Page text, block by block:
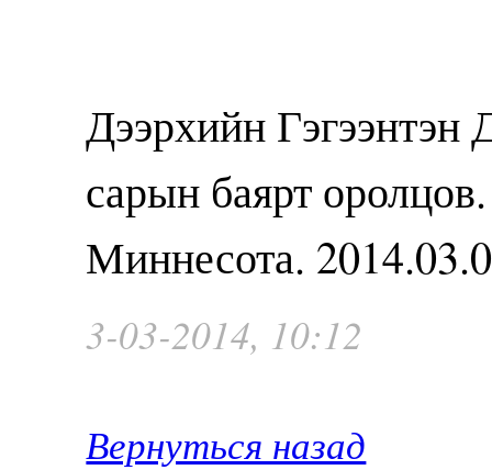
Дээрхийн Гэгээнтэн
сарын баярт
Миннесота.
3-03-2014, 10:12
Вернуться назад